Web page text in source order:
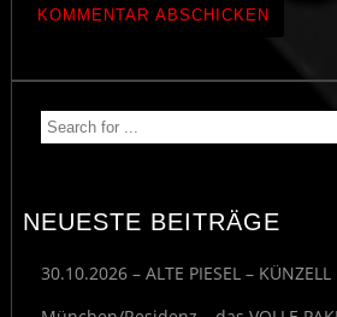
NEUESTE BEITRÄGE
30.10.2026 – ALTE PIESEL –